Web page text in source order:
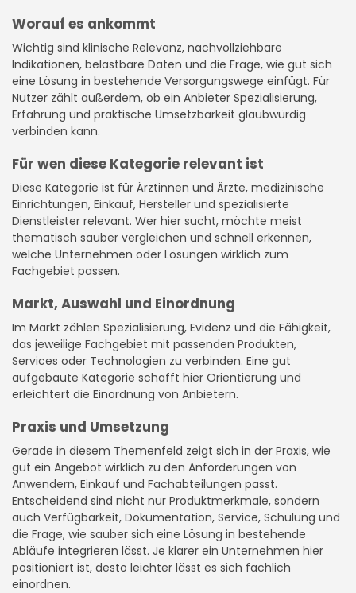
Worauf es ankommt
Wichtig sind klinische Relevanz, nachvollziehbare
Indikationen, belastbare Daten und die Frage, wie gut sich
eine Lösung in bestehende Versorgungswege einfügt. Für
Nutzer zählt außerdem, ob ein Anbieter Spezialisierung,
Erfahrung und praktische Umsetzbarkeit glaubwürdig
verbinden kann.
Für wen diese Kategorie relevant ist
Diese Kategorie ist für Ärztinnen und Ärzte, medizinische
Einrichtungen, Einkauf, Hersteller und spezialisierte
Dienstleister relevant. Wer hier sucht, möchte meist
thematisch sauber vergleichen und schnell erkennen,
welche Unternehmen oder Lösungen wirklich zum
Fachgebiet passen.
Markt, Auswahl und Einordnung
Im Markt zählen Spezialisierung, Evidenz und die Fähigkeit,
das jeweilige Fachgebiet mit passenden Produkten,
Services oder Technologien zu verbinden. Eine gut
aufgebaute Kategorie schafft hier Orientierung und
erleichtert die Einordnung von Anbietern.
Praxis und Umsetzung
Gerade in diesem Themenfeld zeigt sich in der Praxis, wie
gut ein Angebot wirklich zu den Anforderungen von
Anwendern, Einkauf und Fachabteilungen passt.
Entscheidend sind nicht nur Produktmerkmale, sondern
auch Verfügbarkeit, Dokumentation, Service, Schulung und
die Frage, wie sauber sich eine Lösung in bestehende
Abläufe integrieren lässt. Je klarer ein Unternehmen hier
positioniert ist, desto leichter lässt es sich fachlich
einordnen.